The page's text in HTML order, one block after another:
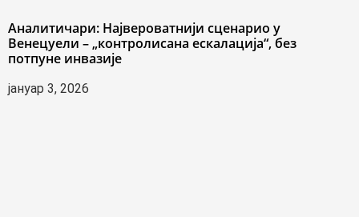
Аналитичари: Највероватнији сценарио у
Венецуели – „контролисана ескалација“, без
потпуне инвазије
јануар 3, 2026